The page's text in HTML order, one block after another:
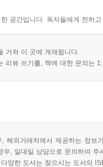
공간입니다. 독자들에게 전하
거쳐 이 곳에 게재됩니다.
리뷰 쓰기를, 책에 대한 문의는
, 해외거래처에서 제공하는 정
우, 일대일 상담으로 문의하여 주
양한 도서는 찾으시는 도서의